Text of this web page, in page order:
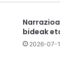
bideak
2026-07-